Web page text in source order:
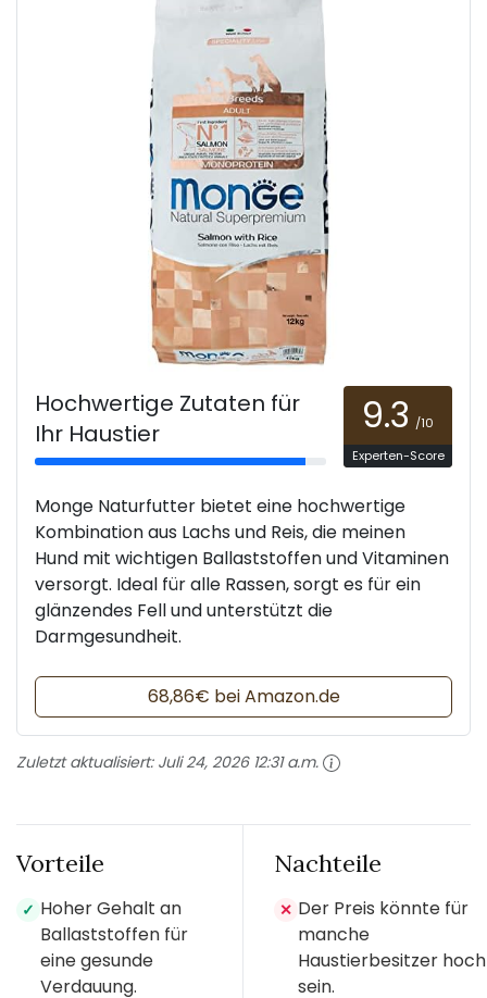
Hochwertige Zutaten für
Ihr Haustier
9.3 /10
Experten-Score
Monge Naturfutter bietet eine hochwertige
Kombination aus Lachs und Reis, die meinen
Hund mit wichtigen Ballaststoffen und Vitaminen
versorgt. Ideal für alle Rassen, sorgt es für ein
glänzendes Fell und unterstützt die
Darmgesundheit.
68,86€ bei Amazon.de
Zuletzt aktualisiert: Juli 24, 2026 12:31 a.m.
Vorteile
✓ Hoher Gehalt an
Ballaststoffen für
eine gesunde
Verdauung.
Nachteile
✕ Der Preis könnte für
manche
Haustierbesitzer hoch
sein.